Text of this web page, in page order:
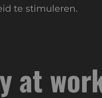
te stimuleren.
at